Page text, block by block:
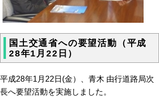
国土交通省への要望活動（平成
28年1月22日）
平成28年1月22日(金）、青木 由行道路局次
長へ要望活動を実施しました。